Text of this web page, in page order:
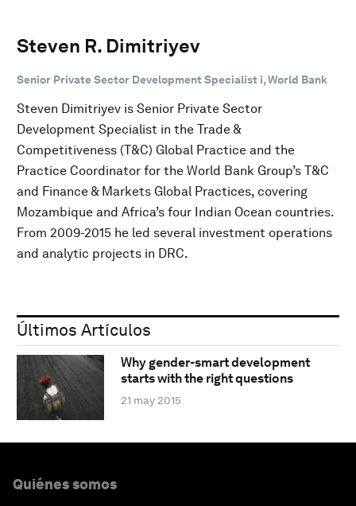
Steven R. Dimitriyev
Senior Private Sector Development Specialist i, World Bank
Steven Dimitriyev is Senior Private Sector
Development Specialist in the Trade &
Competitiveness (T&C) Global Practice and the
Practice Coordinator for the World Bank Group’s T&C
and Finance & Markets Global Practices, covering
Mozambique and Africa’s four Indian Ocean countries.
From 2009-2015 he led several investment operations
and analytic projects in DRC.
Últimos Artículos
Why gender-smart development
starts with the right questions
21 may 2015
Quiénes somos